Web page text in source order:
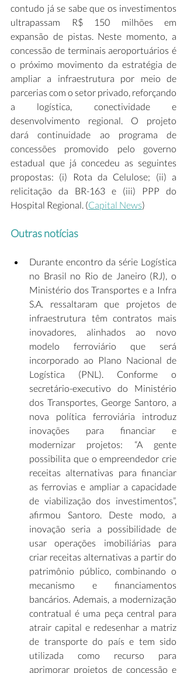
contudo já se sabe que os investimentos
ultrapassam R$ 150 milhões em
expansão de pistas. Neste momento, a
concessão de terminais aeroportuários é
o próximo movimento da estratégia de
ampliar a infraestrutura por meio de
parcerias com o setor privado, reforçando
a logística, conectividade e
desenvolvimento regional. O projeto
dará continuidade ao programa de
concessões promovido pelo governo
estadual que já concedeu as seguintes
propostas: (i) Rota da Celulose; (ii) a
relicitação da BR-163 e (iii) PPP do
Hospital Regional. (Capital News)
Outras notícias
Durante encontro da série Logística
no Brasil no Rio de Janeiro (RJ), o
Ministério dos Transportes e a Infra
S.A. ressaltaram que projetos de
infraestrutura têm contratos mais
inovadores, alinhados ao novo
modelo ferroviário que será
incorporado ao Plano Nacional de
Logística (PNL). Conforme o
secretário-executivo do Ministério
dos Transportes, George Santoro, a
nova política ferroviária introduz
inovações para financiar e
modernizar projetos: “A gente
possibilita que o empreendedor crie
receitas alternativas para financiar
as ferrovias e ampliar a capacidade
de viabilização dos investimentos”,
afirmou Santoro. Deste modo, a
inovação seria a possibilidade de
usar operações imobiliárias para
criar receitas alternativas a partir do
patrimônio público, combinando o
mecanismo e financiamentos
bancários. Ademais, a modernização
contratual é uma peça central para
atrair capital e redesenhar a matriz
de transporte do país e tem sido
utilizada como recurso para
aprimorar projetos de concessão e